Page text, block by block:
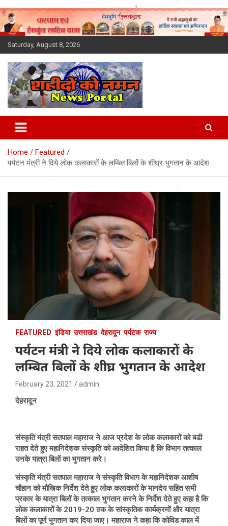
Skip
to
content
Saturday, August 8, 2026
Latest News Today, Breaking
News, Uttarakhand News in
Hindi
Home
Featured
पर्यटन मंत्री ने दिये लोक कलाकारों के लम्बित बिलों के शीघ्र भुगतान के आदेश
FEATURED इंडिया उत्तराखंड देहरादून पर्यटक राज्य
पर्यटन मंत्री ने दिये लोक कलाकारों के
लम्बित बिलों के शीघ्र भुगतान के आदेश
February 23, 2021 admin
देहरादून
संस्कृति मंत्री सतपाल महाराज ने आज प्रदेश के लोक कलाकारों को बडी
राहत देते हुए महानिदेशक संस्कृति को आदेशित किया है कि विभाग तत्काल
उनके यात्रा बिलों का भुगतान करे।
संस्कृति मंत्री सतपाल महाराज ने संस्कृति विभाग के महानिदेशक आशीष
चौहान को मौखिक निर्देश देते हुए लोक कलाकारों के मानदेय सहित सभी
प्रकार के यात्रा बिलों के तत्काल भुगतान करने के निर्देश देते हुए कहा है कि
लोक कलाकारों के 2019-20 तक के सांस्कृतिक कार्यक्रमों और यात्रा
बिलों का पूर्ण भुगतान कर दिया जाए। महाराज ने कहा कि कोविड काल में